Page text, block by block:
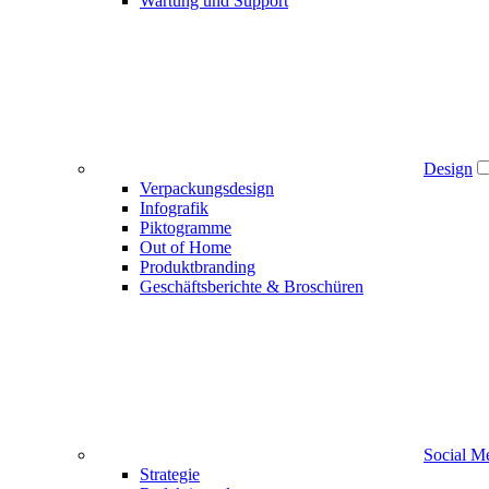
Design
Verpackungsdesign
Infografik
Piktogramme
Out of Home
Produktbranding
Geschäftsberichte & Broschüren
Social
Strategie